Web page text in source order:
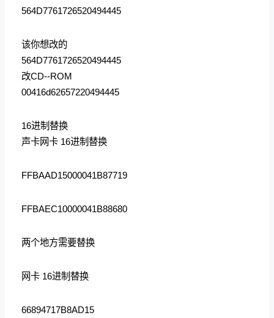
564D7761726520494445
该你想改的
564D7761726520494445
改CD--ROM
00416d62657220494445
16进制替换
声卡网卡 16进制替换
FFBAAD15000041B87719
FFBAEC10000041B88680
两个地方需要替换
网卡 16进制替换
66894717B8AD15